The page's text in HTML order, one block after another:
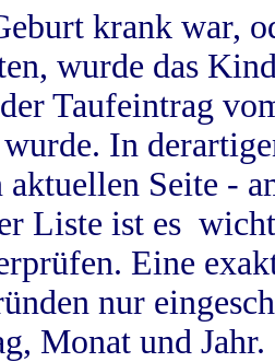
krank war,
wurde das
Taufeintrag
In
aktuellen Seite -
Liste ist es
Eine
nur
Monat und Jahr.